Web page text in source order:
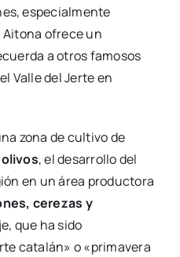
especialmente
ofrece un
a otros famosos
Valle del Jerte en
zona de cultivo de
, el desarrollo del
en un área productora
cerezas y
que ha sido
catalán» o «primavera